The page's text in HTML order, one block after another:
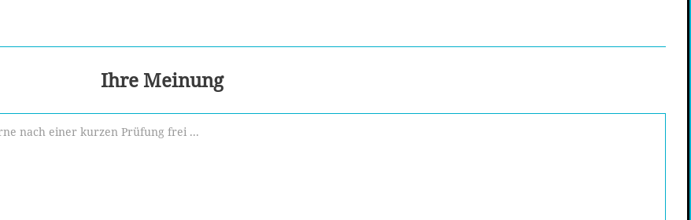
Ihre Meinung